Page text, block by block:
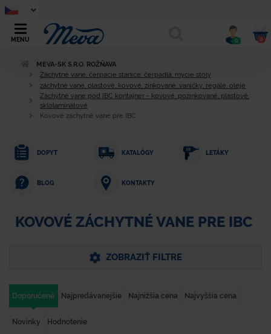
MENU 0 0
MEVA-SK S.R.O. ROŽŇAVA
Záchytné vane, čerpacie stanice, čerpadlá, mycie stoly
záchytné vane, plastové, kovové, zinkované, vaničky, regále, oleje
Záchytné vane pod IBC kontajner - kovové, pozinkované, plastové,
sklolaminátové
Kovové záchytné vane pre IBC
DOPYT KATALÓGY LETÁKY
BLOG KONTAKTY
KOVOVÉ ZÁCHYTNÉ VANE PRE IBC
ZOBRAZIŤ FILTRE
Doporučené Najpredávanejšie Najnižšia cena Najvyššia cena
Novinky Hodnotenie